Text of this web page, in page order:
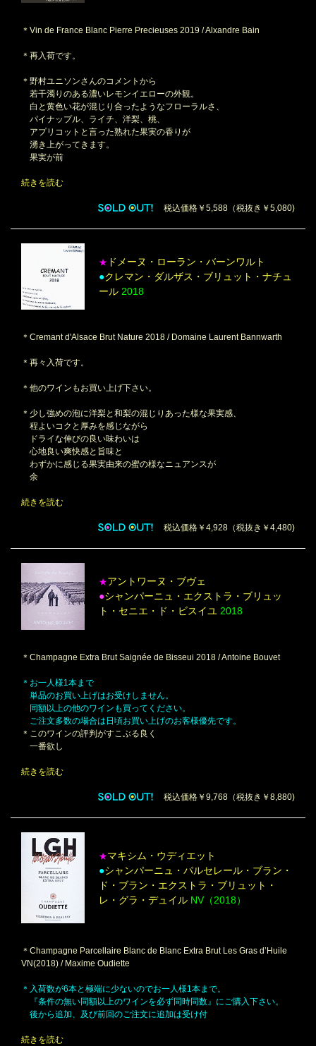
＊Vin de France Blanc Pierre Precieuses 2019 / Alxandre Bain
＊再入荷です。
＊野村ユニソンさんのコメントから
若干濁りのある濃いレモンイエローの外観。
白と黄色い花が混じり合ったようなフローラルさ、
パイナップル、ライチ、洋梨、桃、
アプリコットと言った熟れた果実の香りが
湧き上がってきます。
果実が前
続きを読む
税込価格￥5,588（税抜き￥5,080)
★ ドメーヌ・ローラン・バーンワルト
●クレマン・ダルザス・ブリュット・ナチュ
ール 2018
＊Cremant d'Alsace Brut Nature 2018 / Domaine Laurent Bannwarth
＊再々入荷です。
＊他のワインもお買い上げ下さい。
＊少し強めの泡に洋梨と和梨の混じりあった様な果実感、
程よいコクと厚みを感じながら
ドライな伸びの良い味わいは
心地良い爽快感と旨味と
わずかに感じる果実由来の蜜の様なニュアンスが
余
続きを読む
税込価格￥4,928（税抜き￥4,480)
★アントワーヌ・ブヴェ
●シャンパーニュ・エクストラ・ブリュッ
ト・セニエ・ド・ビスイユ 2018
＊Champagne Extra Brut Saignée de Bisseui 2018 / Antoine Bouvet
＊お一人様1本まで
単品のお買い上げはお受けしません。
同額以上の他のワインも買ってください。
ご注文多数の場合は日頃お買い上げのお客様優先です。
＊このワインの評判がすこぶる良く
一番欲し
続きを読む
税込価格￥9,768（税抜き￥8,880)
★マキシム・ウディエット
●シャンパーニュ・パルセレール・ブラン・
ド・ブラン・エクストラ・ブリュット・
レ・グラ・デュイル NV（2018）
＊Champagne Parcellaire Blanc de Blanc Extra Brut Les Gras d’Huile
VN(2018) / Maxime Oudiette
＊入荷数が6本と極端に少ないのでお一人様1本まで。
『条件の無い同額以上のワインを必ず同時同数』にご購入下さい。
後から追加、及び前回のご注文に追加は受け付
続きを読む